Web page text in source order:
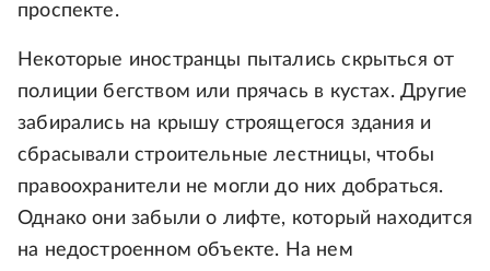
проспекте.
Некоторые иностранцы пытались скрыться от
полиции бегством или прячась в кустах. Другие
забирались на крышу строящегося здания и
сбрасывали строительные лестницы, чтобы
правоохранители не могли до них добраться.
Однако они забыли о лифте, который находится
на недостроенном объекте. На нем